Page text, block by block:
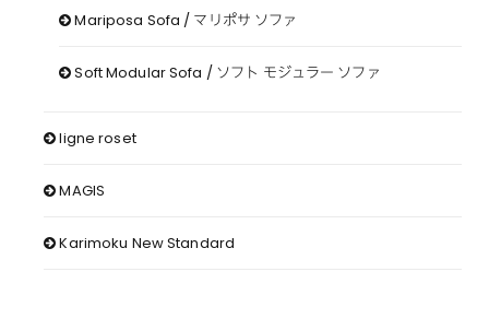
Mariposa Sofa / マリポサ ソファ
Soft Modular Sofa / ソフト モジュラー ソファ
ligne roset
MAGIS
Karimoku New Standard